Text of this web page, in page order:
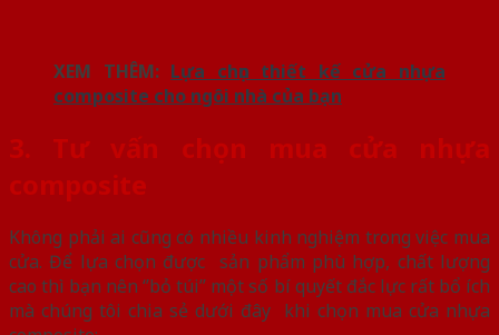
XEM THÊM: Lựa chọn thiết kế cửa nhựa
composite cho ngôi nhà của bạn
3. Tư vấn chọn mua cửa nhựa
composite
Không phải ai cũng có nhiều kinh nghiệm trong việc mua
cửa. Để lựa chọn được sản phẩm phù hợp, chất lượng
cao thì bạn nên ‘’bỏ túi’’ một số bí quyết đắc lực rất bổ ích
mà chúng tôi chia sẻ dưới đây khi chọn mua cửa nhựa